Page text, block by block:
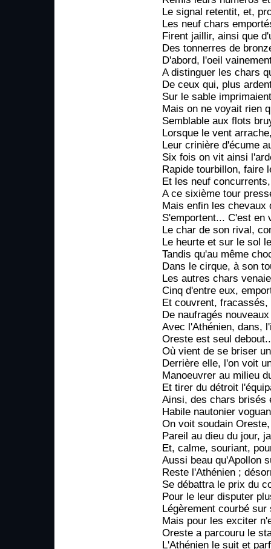
Le signal retentit, et,
Les neuf chars
Firent jaillir, ainsi que
Des tonnerres de
D'abord, l'oeil
A distinguer les chars
De ceux qui, plus
Sur le sable
Mais on ne voyait rien
Semblable aux flots
Lorsque le vent
Leur crinière d'écume
Six fois on vit ainsi
Rapide tourbillon, faire
Et les neuf
A ce sixième tour
Mais enfin les chevaux
S'emportent... C'est en
Le char de son rival,
Le heurte et sur le sol
Tandis qu'au même
Dans le cirque, à son
Les autres chars
Cinq d'entre eux,
Et couvrent,
De naufragés
Avec l'Athénien, dans,
Oreste est seul
Où vient de se briser
Derrière elle, l'on voit
Manoeuvrer au milieu
Et tirer du détroit
Ainsi, des chars brisés
Habile nautonier
On voit soudain
Pareil au dieu du jour,
Et, calme, souriant,
Aussi beau qu'Apollon
Reste l'Athénien ;
Se débattra le prix du
Pour le leur disputer
Légèrement courbé
Mais pour les exciter
Oreste a parcouru le
L'Athénien le suit et